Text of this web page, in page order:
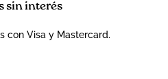
sin interés
con Visa y Mastercard.